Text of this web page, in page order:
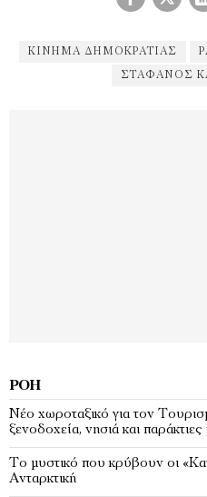
ΚΊΝΗΜΑ ΔΗΜΟΚΡΑΤΊΑΣ
ΣΤΑΦΑΝΟΣ
ΡΟΉ
Νέο χωροταξικό για τον
ξενοδοχεία, νησιά και παράκτιες
Το μυστικό που κρύβουν οι
Ανταρκτική